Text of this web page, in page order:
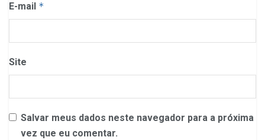
E-mail *
Site
Salvar meus dados neste navegador para a próxima
vez que eu comentar.